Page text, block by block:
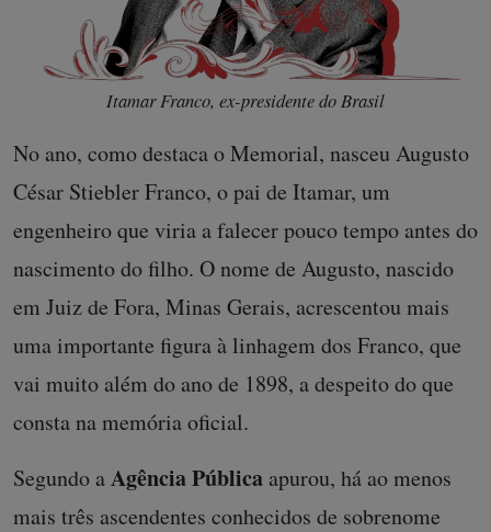
Itamar Franco, ex-presidente do Brasil
No ano, como destaca o Memorial, nasceu Augusto
César Stiebler Franco, o pai de Itamar, um
engenheiro que viria a falecer pouco tempo antes do
nascimento do filho. O nome de Augusto, nascido
em Juiz de Fora, Minas Gerais, acrescentou mais
uma importante figura à linhagem dos Franco, que
vai muito além do ano de 1898, a despeito do que
consta na memória oficial.
Segundo aAgênciaPública apurou, há ao menos
mais três ascendentes conhecidos de sobrenome